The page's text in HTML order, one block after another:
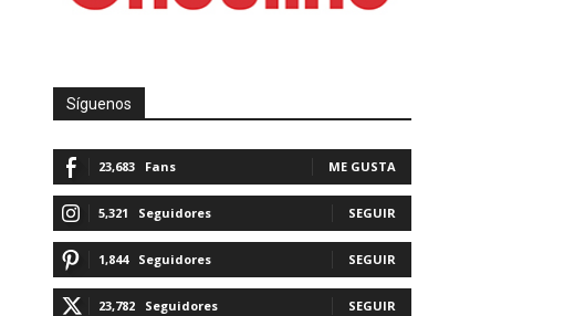
Síguenos
23,683 Fans ME GUSTA
5,321 Seguidores SEGUIR
1,844 Seguidores SEGUIR
23,782 Seguidores SEGUIR